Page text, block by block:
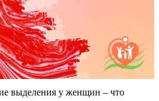
выделения у женщин – что